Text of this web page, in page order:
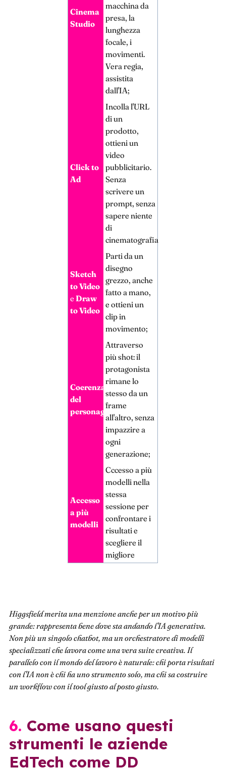
Cinema
Studio
macchina da
presa, la
lunghezza
focale, i
movimenti.
Vera regia,
assistita
dall'IA;
Click to
Ad
Incolla l'URL
di un
prodotto,
ottieni un
video
pubblicitario.
Senza
scrivere un
prompt, senza
sapere niente
di
cinematografia;
Sketch
to Video
eDraw
to Video
Parti da un
disegno
grezzo, anche
fatto a mano,
e ottieni un
clip in
movimento;
Coerenza
del
personaggio
Attraverso
più shot: il
protagonista
rimane lo
stesso da un
frame
all'altro, senza
impazzire a
ogni
generazione;
Accesso
a più
modelli
Cccesso a più
modelli nella
stessa
sessione per
confrontare i
risultati e
scegliere il
migliore
Higgsfield merita una menzione anche per un motivo più
grande: rappresenta bene dove sta andando l'IA generativa.
Non più un singolo chatbot, ma un orchestratore di modelli
specializzati che lavora come una vera suite creativa. Il
parallelo con il mondo del lavoro è naturale: chi porta risultati
con l'IA non è chi ha uno strumento solo, ma chi sa costruire
un workflow con il tool giusto al posto giusto.
6. Come usano questi
strumenti le aziende
EdTech come DD